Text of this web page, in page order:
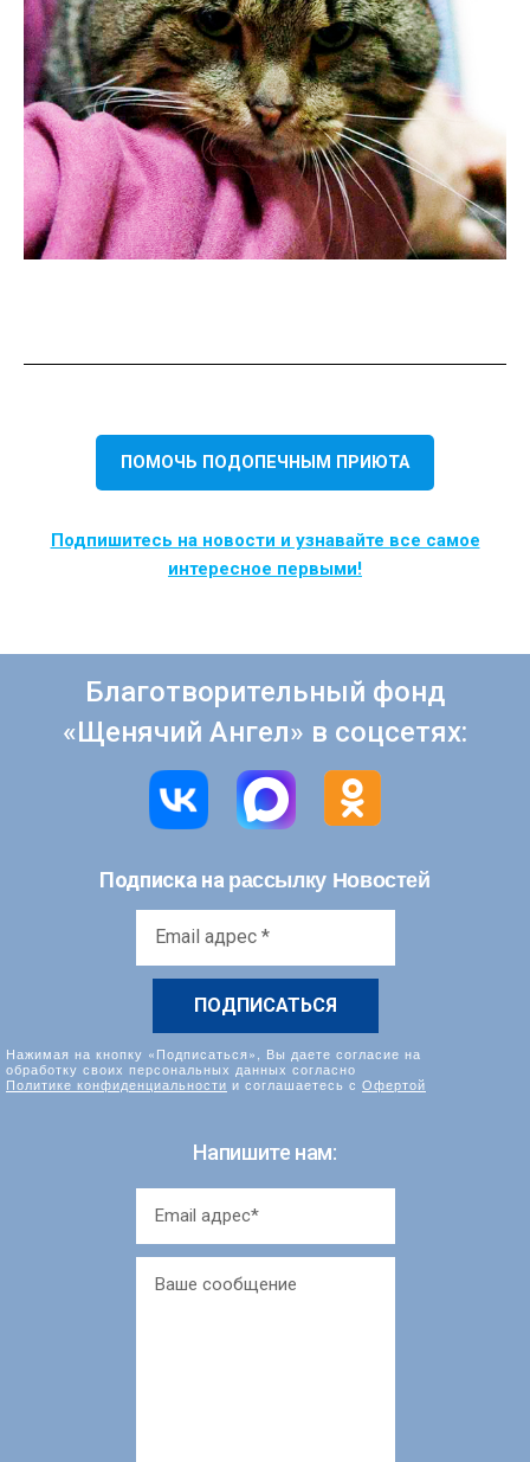
ПОМОЧЬ ПОДОПЕЧНЫМ ПРИЮТА
Подпишитесь на новости и узнавайте все самое
интересное первыми!
Благотворительный фонд
«Щенячий Ангел» в соцсетях:
Подписка на рассылку Новостей
Нажимая на кнопку «Подписаться», Вы даете согласие на
обработку своих персональных данных согласно
Политике конфиденциальности и соглашаетесь с Офертой
Напишите нам: